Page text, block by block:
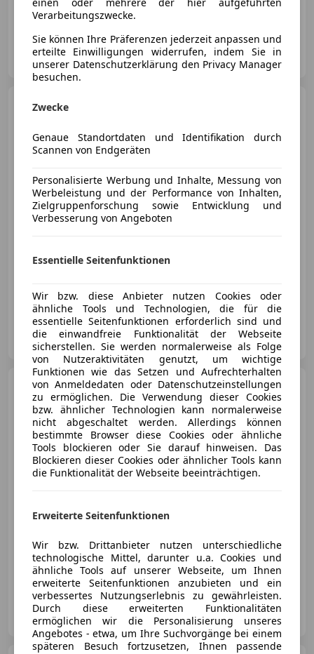
Klimaanlage,Sommer und Winterräder,Isofix-System,
Autohandel AMB Thöni Alexander
AT-5020 Salzburg
€ 8 950
FINANZIERUNG OHNE ANZAHLUNG MÖGLICH!
autoplus24 GmbH
AT-2751 Steinabrückl
Ford Tourneo Connect
Sitze L2 2 Schiebetüren 8-fach
Bereift
€ 16 900 1
01/2020 55 000 km Diesel
74 kW (101 PS)
Autoinsel GmbH
AT-2103 Langenzersdorf
Verarbeitungszwecke.
Sie können Ihre Präferenzen jederzeit anpassen und
erteilte Einwilligungen widerrufen, indem Sie in
unserer Datenschutzerklärung den Privacy Manager
besuchen.
Zwecke
Genaue Standortdaten und Identifikation durch
Scannen von Endgeräten
Personalisierte Werbung und Inhalte, Messung von
Werbeleistung und der Performance von Inhalten,
Zielgruppenforschung sowie Entwicklung und
Verbesserung von Angeboten
Essentielle Seitenfunktionen
Wir bzw. diese Anbieter nutzen Cookies oder
ähnliche Tools und Technologien, die für die
essentielle Seitenfunktionen erforderlich sind und
die einwandfreie Funktionalität der Webseite
sicherstellen. Sie werden normalerweise als Folge
von Nutzeraktivitäten genutzt, um wichtige
Funktionen wie das Setzen und Aufrechterhalten
von Anmeldedaten oder Datenschutzeinstellungen
zu ermöglichen. Die Verwendung dieser Cookies
bzw. ähnlicher Technologien kann normalerweise
nicht abgeschaltet werden. Allerdings können
bestimmte Browser diese Cookies oder ähnliche
Tools blockieren oder Sie darauf hinweisen. Das
Blockieren dieser Cookies oder ähnlicher Tools kann
die Funktionalität der Webseite beeinträchtigen.
Erweiterte Seitenfunktionen
Wir bzw. Drittanbieter nutzen unterschiedliche
technologische Mittel, darunter u.a. Cookies und
ähnliche Tools auf unserer Webseite, um Ihnen
erweiterte Seitenfunktionen anzubieten und ein
verbessertes Nutzungserlebnis zu gewährleisten.
Durch diese erweiterten Funktionalitäten
ermöglichen wir die Personalisierung unseres
Angebotes - etwa, um Ihre Suchvorgänge bei einem
späteren Besuch fortzusetzen, Ihnen passende